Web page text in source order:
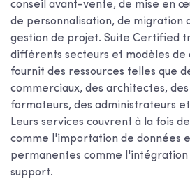
conseil avant-vente, de mise en
de personnalisation, de migration
gestion de projet. Suite Certified
différents secteurs et modèles
fournit des ressources telles que
commerciaux, des architectes,
formateurs, des administrateurs
Leurs services couvrent à la fois
comme l'importation de données
permanentes comme l'intégration
support.